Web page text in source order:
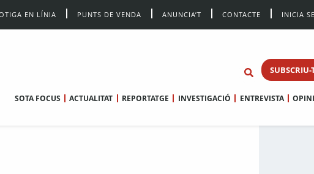
EN LÍNIA PUNTS DE VENDA ANUNCIA’T CONTACTE INICIA
SOTA FOCUS ACTUALITAT REPORTATGE INVESTIGACIÓ ENTREVISTA